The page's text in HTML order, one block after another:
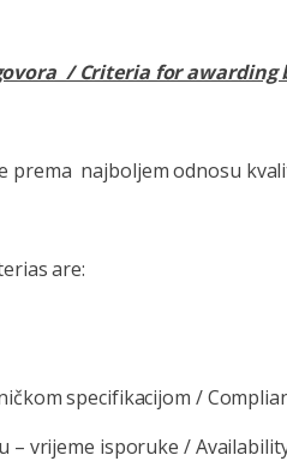
/ Criteria for awarding
prema najboljem odnosu
are:
specifikacijom /
– vrijeme isporuke /